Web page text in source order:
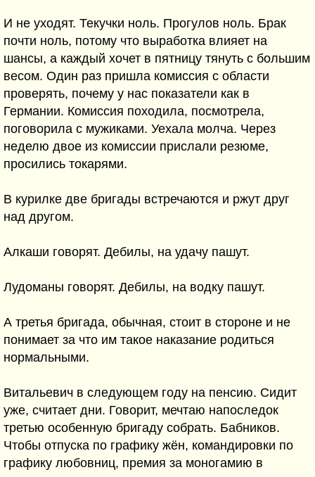
И не уходят. Текучки ноль. Прогулов ноль. Брак
почти ноль, потому что выработка влияет на
шансы, а каждый хочет в пятницу тянуть с большим
весом. Один раз пришла комиссия с области
проверять, почему у нас показатели как в
Германии. Комиссия походила, посмотрела,
поговорила с мужиками. Уехала молча. Через
неделю двое из комиссии прислали резюме,
просились токарями.
В курилке две бригады встречаются и ржут друг
над другом.
Алкаши говорят. Дебилы, на удачу пашут.
Лудоманы говорят. Дебилы, на водку пашут.
А третья бригада, обычная, стоит в стороне и не
понимает за что им такое наказание родиться
нормальными.
Витальевич в следующем году на пенсию. Сидит
уже, считает дни. Говорит, мечтаю напоследок
третью особенную бригаду собрать. Бабников.
Чтобы отпуска по графику жён, командировки по
графику любовниц, премия за моногамию в